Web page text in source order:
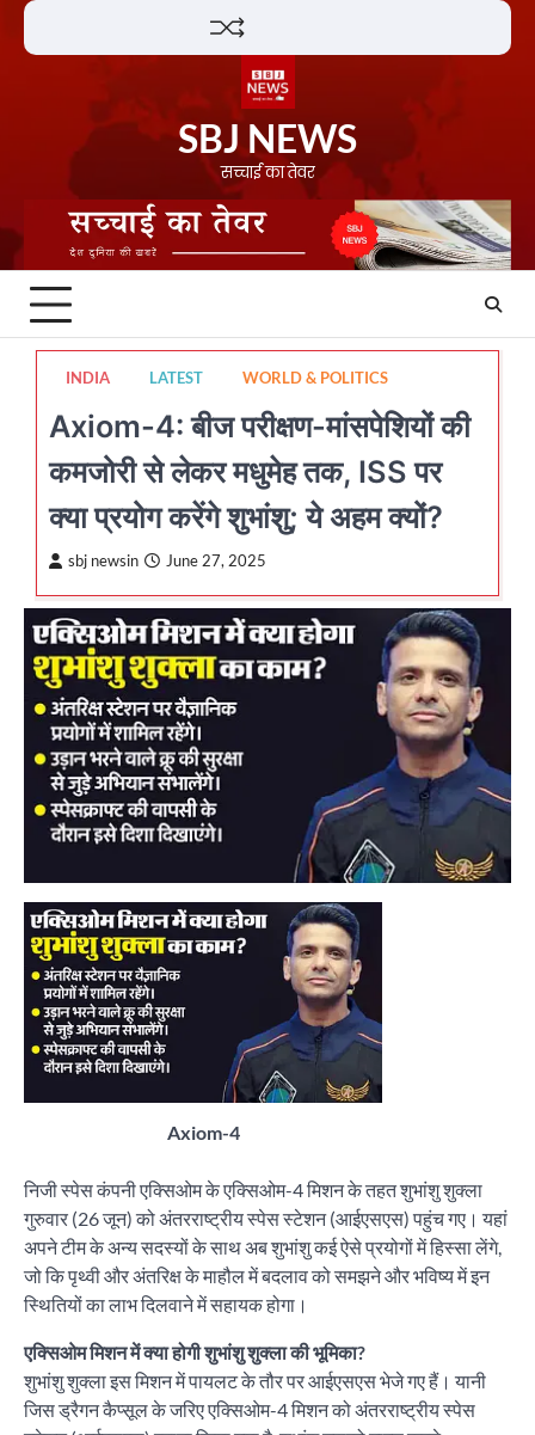
Skip
SBJ NEWS
सच्चाई का तेवर
INDIA LATEST WORLD & POLITICS
Axiom-4: बीज परीक्षण-मांसपेशियों की
कमजोरी से लेकर मधुमेह तक, ISS पर
क्या प्रयोग करेंगे शुभांशु; ये अहम क्यों?
sbj newsin June 27, 2025
Axiom-4
निजी स्पेस कंपनी एक्सिओम के एक्सिओम-4 मिशन के तहत शुभांशु शुक्ला
गुरुवार (26 जून) को अंतरराष्ट्रीय स्पेस स्टेशन (आईएसएस) पहुंच गए। यहां
अपने टीम के अन्य सदस्यों के साथ अब शुभांशु कई ऐसे प्रयोगों में हिस्सा लेंगे,
जो कि पृथ्वी और अंतरिक्ष के माहौल में बदलाव को समझने और भविष्य में इन
स्थितियों का लाभ दिलवाने में सहायक होगा।
एक्सिओम मिशन में क्या होगी शुभांशु शुक्ला की भूमिका?
शुभांशु शुक्ला इस मिशन में पायलट के तौर पर आईएसएस भेजे गए हैं। यानी
जिस ड्रैगन कैप्सूल के जरिए एक्सिओम-4 मिशन को अंतरराष्ट्रीय स्पेस